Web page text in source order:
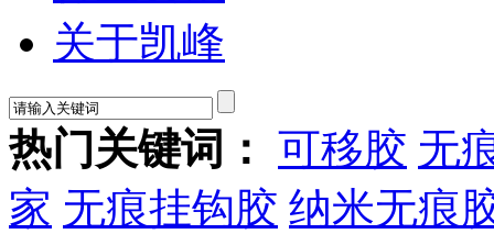
关于凯峰
热门关键词： 可移胶 无
家 无痕挂钩胶 纳米无痕